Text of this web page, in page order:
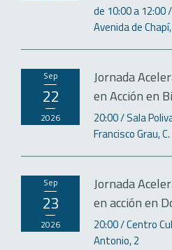
de 10:00 a 12:00
Avenida de
sep
22
2026
Jornada
en Acción en
20:00 Sala
Francisco Grau,
sep
23
2026
Jornada
en acción en
20:00 Centro
Antonio, 2